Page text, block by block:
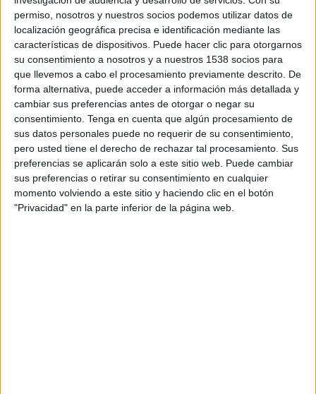
permiso, nosotros y nuestros socios podemos utilizar datos de
localización geográfica precisa e identificación mediante las
características de dispositivos. Puede hacer clic para otorgarnos
su consentimiento a nosotros y a nuestros 1538 socios para
que llevemos a cabo el procesamiento previamente descrito. De
forma alternativa, puede acceder a información más detallada y
cambiar sus preferencias antes de otorgar o negar su
consentimiento. Tenga en cuenta que algún procesamiento de
sus datos personales puede no requerir de su consentimiento,
pero usted tiene el derecho de rechazar tal procesamiento. Sus
preferencias se aplicarán solo a este sitio web. Puede cambiar
sus preferencias o retirar su consentimiento en cualquier
momento volviendo a este sitio y haciendo clic en el botón
"Privacidad" en la parte inferior de la página web.
unos dicen que si comunista, otros que si social-
demócrata radical). Prejuicios que rompen, en
cualquier caso, la delicada piel del crecimiento
personal;no rozaron, ni un instante, la belleza,
cantabaAute.
No obstante, más de una vez, todos
deambulamos por ese peligroso filo. A mí me
ocurría con el recientemente fallecido, Javier
Marías, en su faceta de columnista; quien
reconocía, con cierto humor, que para muchos